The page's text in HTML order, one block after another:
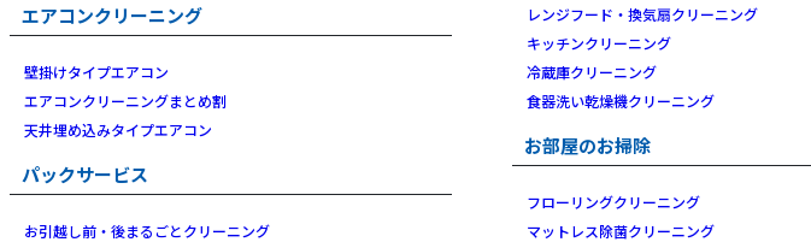
エアコンクリーニング
壁掛けタイプエアコン
エアコンクリーニングまとめ割
天井埋め込みタイプエアコン
パックサービス
お引越し前・後まるごとクリーニング
レンジフード・換気扇クリーニング
キッチンクリーニング
冷蔵庫クリーニング
食器洗い乾燥機クリーニング
お部屋のお掃除
フローリングクリーニング
マットレス除菌クリーニング